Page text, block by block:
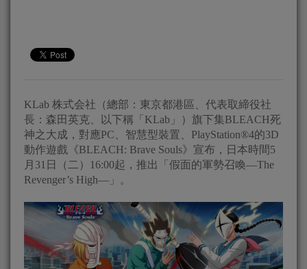
KLab 株式会社（總部：東京都港區、代表取締役社
長：森田英克、以下稱「KLab」）旗下集BLEACH死
神之大成，對應PC、智慧型裝置、PlayStation®4的3D
動作遊戲《BLEACH: Brave Souls》宣布，日本時間5
月31日（二）16:00起，推出「假面的軍勢召喚―The
Revenger’s High―」。